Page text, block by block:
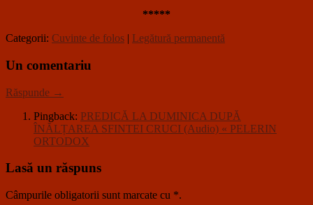
*****
Categorii: Cuvinte de folos | Legătură permanentă
Un comentariu
Răspunde →
Pingback: PREDICĂ LA DUMINICA DUPĂ
ÎNĂLȚAREA SFINTEI CRUCI (Audio) « PELERIN
ORTODOX
Lasă un răspuns
Câmpurile obligatorii sunt marcate cu *.